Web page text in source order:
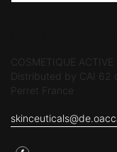
COSMETIQUE
Distributed by CAI 62
Perret France